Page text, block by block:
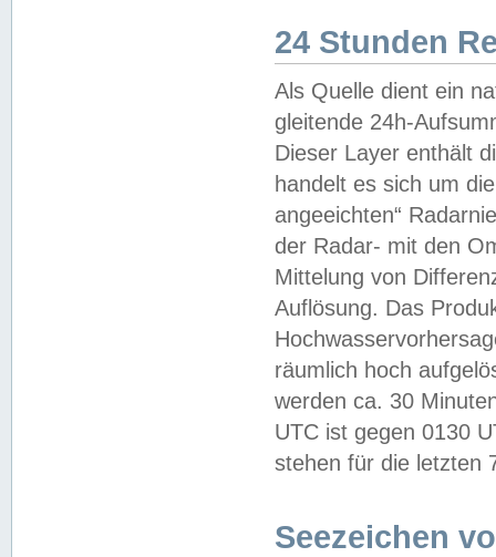
24 Stunden
Als Quelle dient ein
gleitende 24h-
Dieser Layer enthält
handelt es sich um
angeeichten“
der Radar- mit den
Mittelung von
Auflösung. Das
räumlich hoch
werden ca. 30
UTC ist gegen 0130
stehen für die letzten
Seezeichen